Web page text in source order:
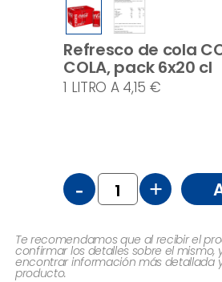
Refresco de cola
COLA, pack 6x20 cl
1 LITRO A 4,15 €
- +
Te recomendamos que al recibir el
confirmar los detalles sobre el mismo,
encontrar información más detallada
producto.